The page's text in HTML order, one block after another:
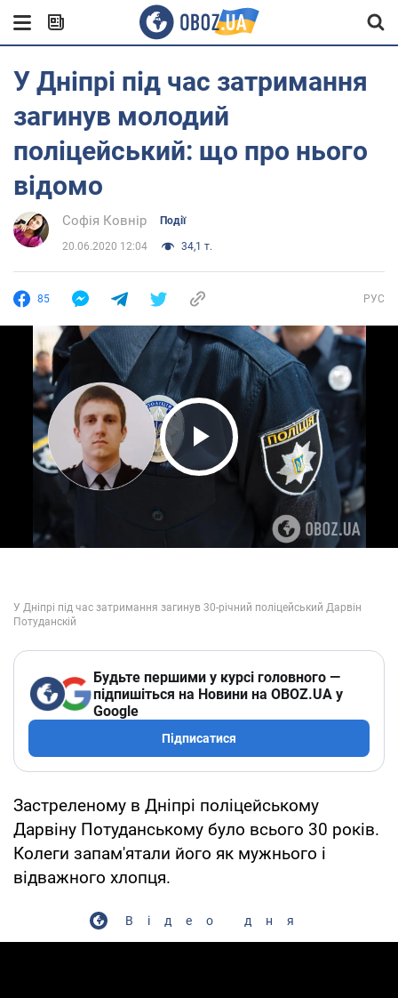
У Дніпрі під час затримання
загинув молодий
поліцейський: що про нього
відомо
Софія Ковнір Події
20.06.2020 12:04 34,1 т.
85 РУС
Play Video
Будьте першими у курсі головного —
підпишіться на Новини на OBOZ.UA у
Google
Підписатися
Застреленому в Дніпрі поліцейському
Дарвіну Потуданському було всього 30 років.
Колеги запам'ятали його як мужнього і
відважного хлопця.
Відео дня